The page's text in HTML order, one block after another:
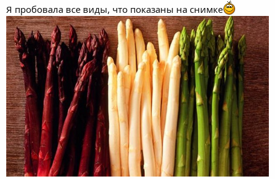
Я пробовала все виды, что показаны на снимке